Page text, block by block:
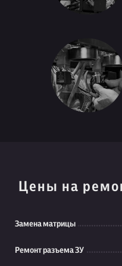
Цены на
Замена матрицы
Ремонт разъема ЗУ